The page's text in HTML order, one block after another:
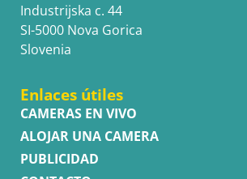
Industrijska c. 44
SI-5000 Nova Gorica
Slovenia
Enlaces útiles
CAMERAS EN VIVO
ALOJAR UNA CAMERA
PUBLICIDAD